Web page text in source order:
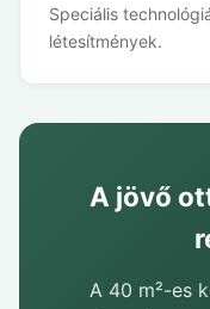
Speciális
létesítmények.
A jövő
A 40 m²-es